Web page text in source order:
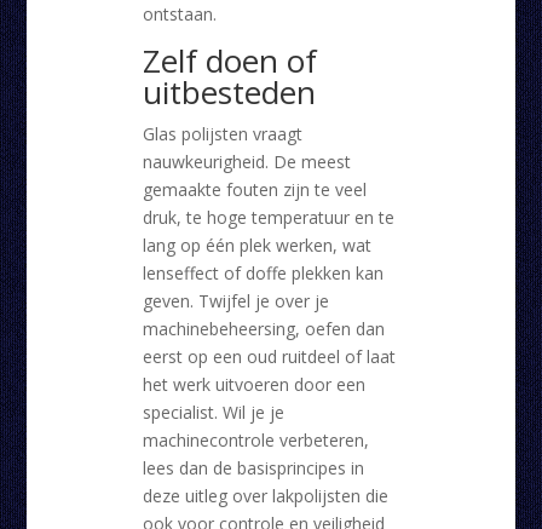
ontstaan.
Zelf doen of
uitbesteden
Glas polijsten vraagt
nauwkeurigheid. De meest
gemaakte fouten zijn te veel
druk, te hoge temperatuur en te
lang op één plek werken, wat
lenseffect of doffe plekken kan
geven. Twijfel je over je
machinebeheersing, oefen dan
eerst op een oud ruitdeel of laat
het werk uitvoeren door een
specialist. Wil je je
machinecontrole verbeteren,
lees dan de basisprincipes in
deze uitleg over lakpolijsten die
ook voor controle en veiligheid